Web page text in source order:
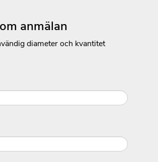
anmälan
diameter och kvantitet